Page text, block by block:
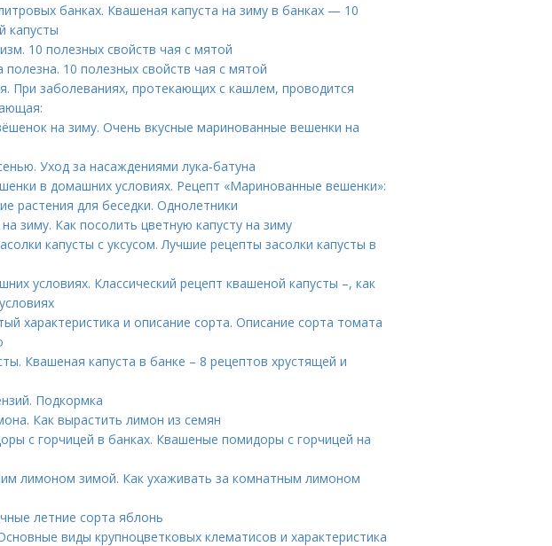
банках. Квашеная капуста на зиму в банках — 10
капусты
10 полезных свойств чая с мятой
10 полезных свойств чая с мятой
При заболеваниях, протекающих с кашлем, проводится
на зиму. Очень вкусные маринованные вешенки на
Уход за насаждениями лука-батуна
в домашних условиях. Рецепт «Маринованные вешенки»:
растения для беседки. Однолетники
зиму. Как посолить цветную капусту на зиму
капусты с уксусом. Лучшие рецепты засолки капусты в
условиях. Классический рецепт квашеной капусты –, как
характеристика и описание сорта. Описание сорта томата
Квашеная капуста в банке – 8 рецептов хрустящей и
Подкормка
Как вырастить лимон из семян
с горчицей в банках. Квашеные помидоры с горчицей на
лимоном зимой. Как ухаживать за комнатным лимоном
летние сорта яблонь
виды крупноцветковых клематисов и характеристика